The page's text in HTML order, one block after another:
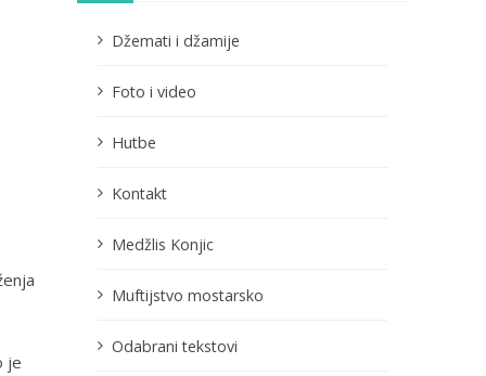
je
Džemati i džamije
Foto i video
Hutbe
Kontakt
Medžlis Konjic
Muftijstvo mostarsko
Odabrani tekstovi